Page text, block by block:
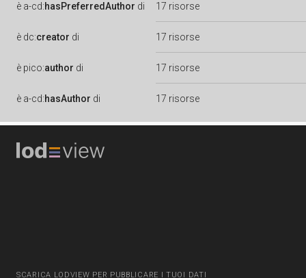
è a-cd:hasPreferredAuthor di 17 risorse
è dc:creator di 17 risorse
è pico:author di 17 risorse
è a-cd:hasAuthor di 17 risorse
SCARICA LODVIEW PER PUBBLICARE I TUOI DATI